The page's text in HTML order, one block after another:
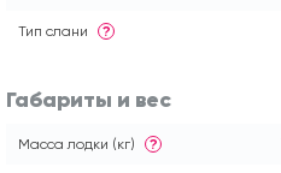
Тип слани ?
Габариты и вес
Масса лодки (кг) ?